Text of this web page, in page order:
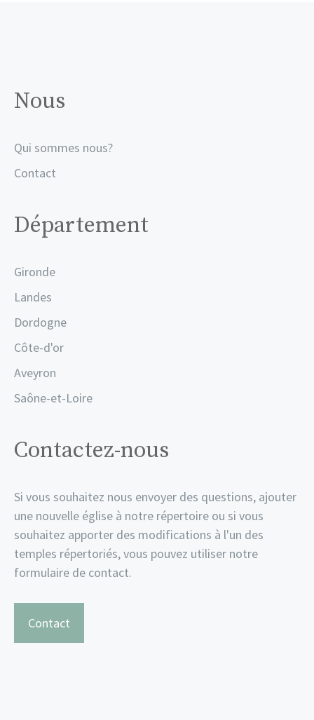
Nous
Qui sommes nous?
Contact
Département
Gironde
Landes
Dordogne
Côte-d'or
Aveyron
Saône-et-Loire
Contactez-nous
Si vous souhaitez nous envoyer des questions, ajouter
une nouvelle église à notre répertoire ou si vous
souhaitez apporter des modifications à l'un des
temples répertoriés, vous pouvez utiliser notre
formulaire de contact.
Contact